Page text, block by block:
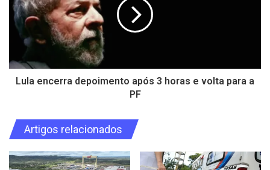
Lula encerra depoimento após 3 horas e volta para a
PF
Artigos relacionados